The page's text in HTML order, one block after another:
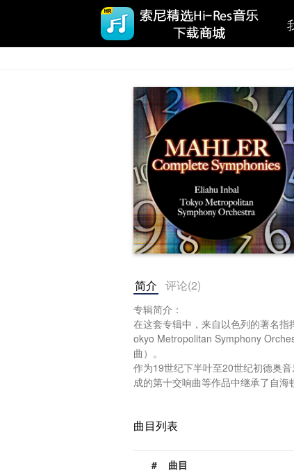
简介 评论(2)
专辑简介：
在这套专辑中，来自以色列的著名
okyo Metropolitan Symphony
曲）。
作为19世纪下半叶至20世纪初德奥
成的第十交响曲等作品中继承了自
曲目列表
# 曲目